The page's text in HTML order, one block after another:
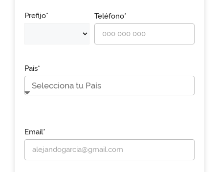
Prefijo* Teléfono*
País*
Email*